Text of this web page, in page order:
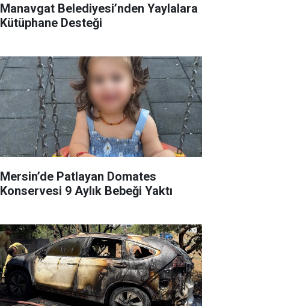
Manavgat Belediyesi’nden Yaylalara
Kütüphane Desteği
Mersin’de Patlayan Domates
Konservesi 9 Aylık Bebeği Yaktı